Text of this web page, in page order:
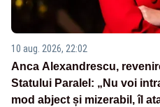
10 aug. 2026, 22:02
Anca Alexandrescu,
Statului Paralel: „Nu voi
mod abject și mizerabil, îl